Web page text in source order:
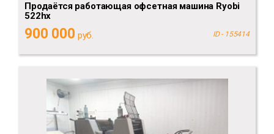
Продаётся работающая офсетная машина Ryobi
522hx
900 000 руб. ID - 155414